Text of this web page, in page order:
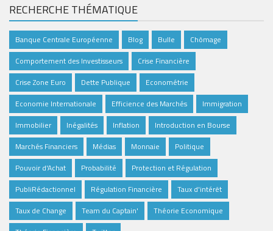
RECHERCHE THÉMATIQUE
Banque Centrale Européenne Blog Bulle
Chômage
Comportement des Investisseurs
Crise Financière
Crise Zone Euro
Dette Publique
Econométrie
Economie Internationale
Efficience des Marchés
Immigration
Immobilier
Inégalités Inflation
Introduction en Bourse
Marchés Financiers
Médias Monnaie
Politique
Pouvoir d'Achat
Probabilité
Protection et Régulation
PubliRédactionnel
Régulation Financière
Taux d'intérêt
Taux de Change
Team du Captain'
Théorie Economique